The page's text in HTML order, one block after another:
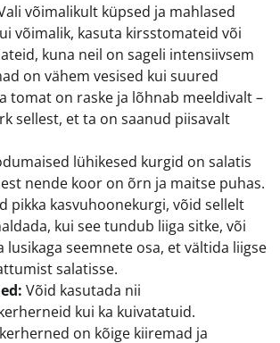
võimalikult küpsed ja mahlased
võimalik, kasuta kirsstomateid või
kuna neil on sageli intensiivsem
on vähem vesised kui suured
tomat on raske ja lõhnab meeldivalt –
sellest, et ta on saanud piisavalt
lühikesed kurgid on salatis
nende koor on õrn ja maitse puhas.
pikka kasvuhoonekurgi, võid sellelt
kui see tundub liiga sitke, või
lusikaga seemnete osa, et vältida liigse
salatisse.
Võid kasutada nii
kui ka kuivatatuid.
on kõige kiiremad ja